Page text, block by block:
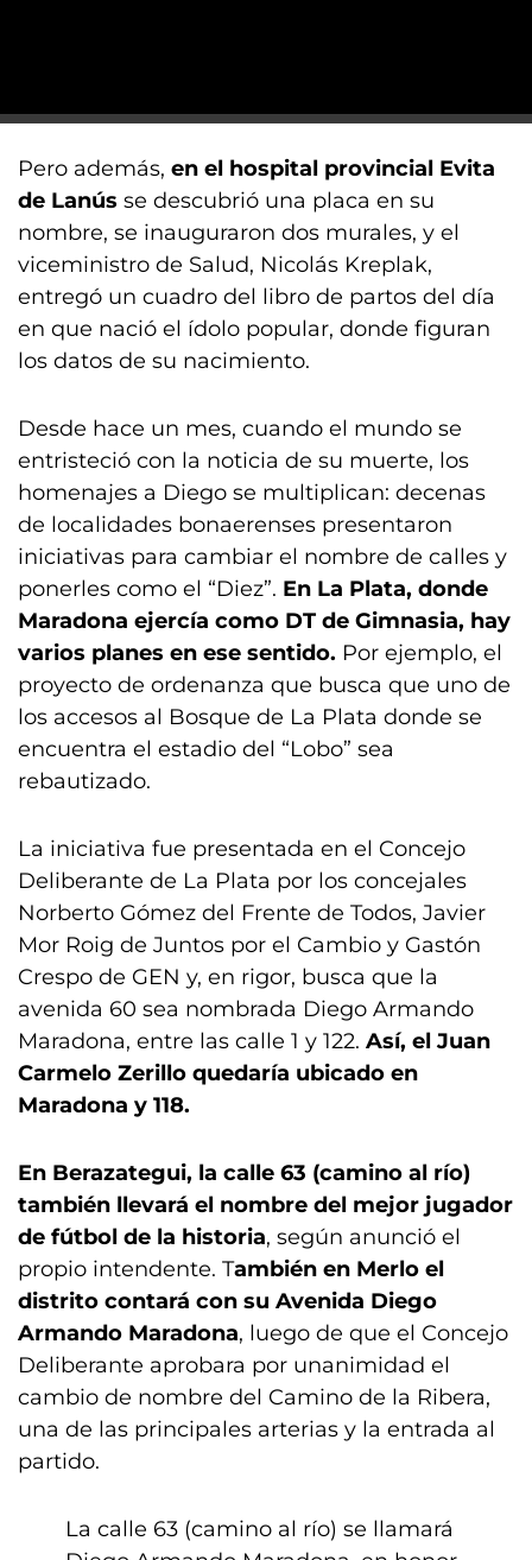
Pero además, en el hospital provincial Evita
de Lanús se descubrió una placa en su
nombre, se inauguraron dos murales, y el
viceministro de Salud, Nicolás Kreplak,
entregó un cuadro del libro de partos del día
en que nació el ídolo popular, donde figuran
los datos de su nacimiento.
Desde hace un mes, cuando el mundo se
entristeció con la noticia de su muerte, los
homenajes a Diego se multiplican: decenas
de localidades bonaerenses presentaron
iniciativas para cambiar el nombre de calles y
ponerles como el “Diez”. En La Plata, donde
Maradona ejercía como DT de Gimnasia, hay
varios planes en ese sentido. Por ejemplo, el
proyecto de ordenanza que busca que uno de
los accesos al Bosque de La Plata donde se
encuentra el estadio del “Lobo” sea
rebautizado.
La iniciativa fue presentada en el Concejo
Deliberante de La Plata por los concejales
Norberto Gómez del Frente de Todos, Javier
Mor Roig de Juntos por el Cambio y Gastón
Crespo de GEN y, en rigor, busca que la
avenida 60 sea nombrada Diego Armando
Maradona, entre las calle 1 y 122. Así, el Juan
Carmelo Zerillo quedaría ubicado en
Maradona y 118.
En Berazategui, la calle 63 (camino al río)
también llevará el nombre del mejor jugador
de fútbol de la historia, según anunció el
propio intendente. También en Merlo el
distrito contará con su Avenida Diego
Armando Maradona, luego de que el Concejo
Deliberante aprobara por unanimidad el
cambio de nombre del Camino de la Ribera,
una de las principales arterias y la entrada al
partido.
La calle 63 (camino al río) se llamará